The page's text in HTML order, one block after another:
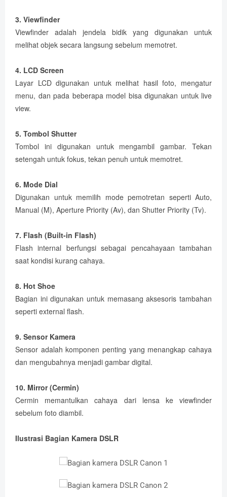
3. Viewfinder
Viewfinder adalah jendela bidik yang digunakan untuk
melihat objek secara langsung sebelum memotret.
4. LCD Screen
Layar LCD digunakan untuk melihat hasil foto, mengatur
menu, dan pada beberapa model bisa digunakan untuk live
view.
5. Tombol Shutter
Tombol ini digunakan untuk mengambil gambar. Tekan
setengah untuk fokus, tekan penuh untuk memotret.
6. Mode Dial
Digunakan untuk memilih mode pemotretan seperti Auto,
Manual (M), Aperture Priority (Av), dan Shutter Priority (Tv).
7. Flash (Built-in Flash)
Flash internal berfungsi sebagai pencahayaan tambahan
saat kondisi kurang cahaya.
8. Hot Shoe
Bagian ini digunakan untuk memasang aksesoris tambahan
seperti external flash.
9. Sensor Kamera
Sensor adalah komponen penting yang menangkap cahaya
dan mengubahnya menjadi gambar digital.
10. Mirror (Cermin)
Cermin memantulkan cahaya dari lensa ke viewfinder
sebelum foto diambil.
Ilustrasi Bagian Kamera DSLR